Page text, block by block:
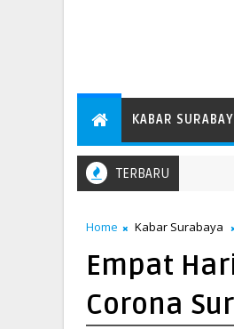
KABAR
TERBARU
Home Kabar Surabaya
Empat
Corona